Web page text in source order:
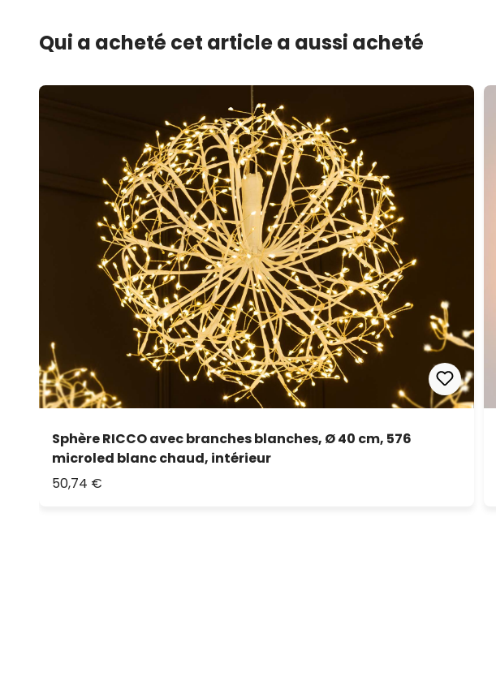
Qui a acheté cet article a aussi acheté
Sphère RICCO avec branches blanches, Ø 40 cm, 576
microled blanc chaud, intérieur
50,74 €